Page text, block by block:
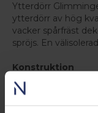
Ytterdörr
ytterdörr av hög
vacker spårfräst
spröjs. En
Konstruktion
Karmen är
synliga delar efter